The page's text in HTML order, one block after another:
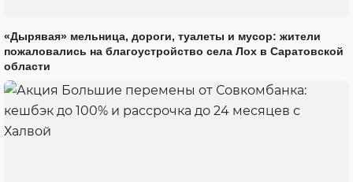
«Дырявая» мельница, дороги, туалеты и мусор: жители
пожаловались на благоустройство села Лох в Саратовской
области